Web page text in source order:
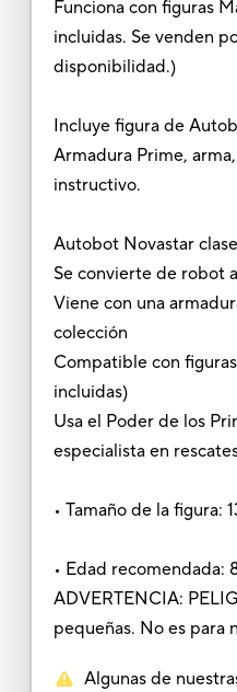
Funciona con figuras
incluidas. Se venden
disponibilidad.)
Incluye figura de
Armadura Prime,
instructivo.
Autobot Novastar
Se convierte de robot
Viene con una
colección
Compatible con
incluidas)
Usa el Poder de los
especialista en
• Tamaño de la figura:
• Edad recomendada:
ADVERTENCIA:
pequeñas. No es para
Algunas de